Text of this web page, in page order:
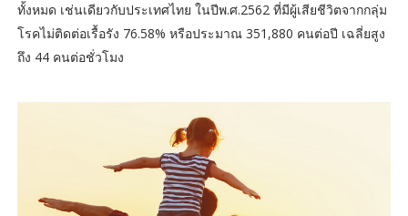
ทั้งหมด เช่นเดียวกับประเทศไทย ในปีพ.ศ.2562 ที่มีผู้เสียชีวิตจากกลุ่ม
โรคไม่ติดต่อเรื้อรัง 76.58% หรือประมาณ 351,880 คนต่อปี เฉลี่ยสูง
ถึง 44 คนต่อชั่วโมง